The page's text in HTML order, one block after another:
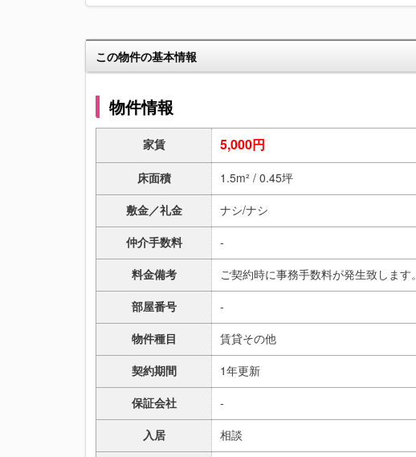
この物件の基本情報
物件情報
家賃 5,000円
床面積
1.5m² / 0.45坪
敷金／礼金
ナシ/ナシ
仲介手数料
-
料金備考
ご契約時に事務手数料が発生致します。
部屋番号
-
物件種目
賃貸その他
契約期間
1年更新
保証会社
-
入居
相談